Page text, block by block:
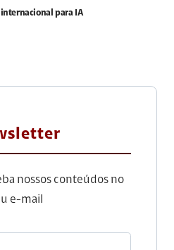
internacional para IA
nossos conteúdos no
e-mail